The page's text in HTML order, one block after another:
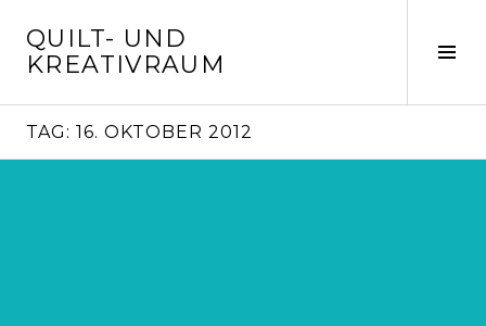
zum
Inhalt
QUILT- UND
KREATIVRAUM
TAG: 16. OKTOBER 2012